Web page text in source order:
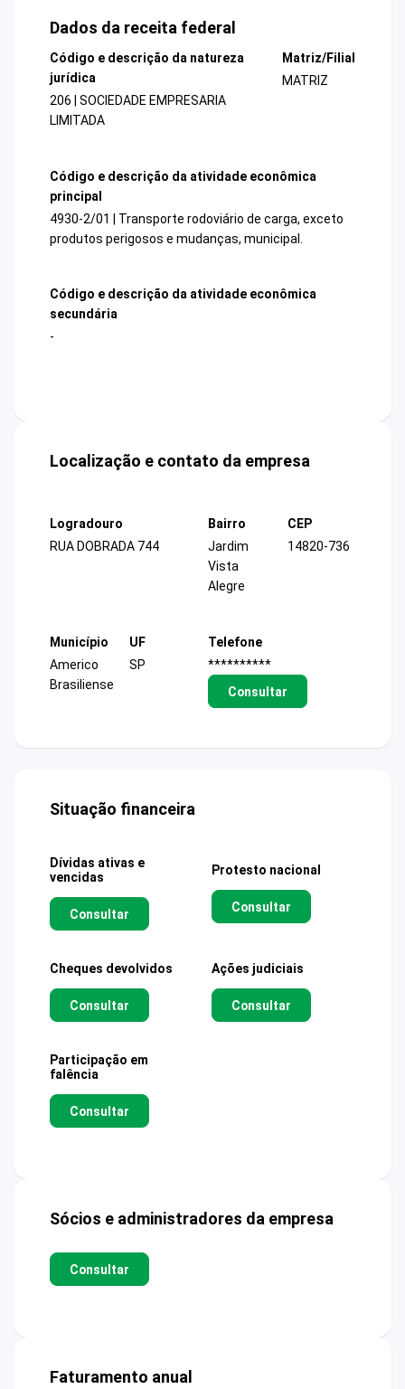
Dados da receita federal
Código e descrição da natureza
jurídica
206 | SOCIEDADE EMPRESARIA
LIMITADA
Matriz/Filial
MATRIZ
Código e descrição da atividade econômica
principal
4930-2/01 | Transporte rodoviário de carga, exceto
produtos perigosos e mudanças, municipal.
Código e descrição da atividade econômica
secundária
-
Localização e contato da empresa
Logradouro
RUA DOBRADA 744
Bairro
Jardim
Vista
Alegre
CEP
14820-736
Município
Americo
Brasiliense
UF
SP
Telefone
**********
Consultar
Situação financeira
Dívidas ativas e
vencidas
Consultar
Protesto nacional
Consultar
Cheques devolvidos
Consultar
Ações judiciais
Consultar
Participação em
falência
Consultar
Sócios e administradores da empresa
Consultar
Faturamento anual